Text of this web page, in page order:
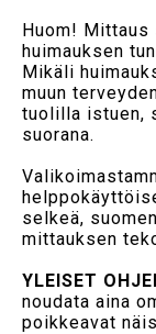
Huom!
huimauksen
Mikäli
muun
tuolilla istuen,
suorana.
selkeä,
mittauksen
YLEISET
noudata aina
poikkeavat